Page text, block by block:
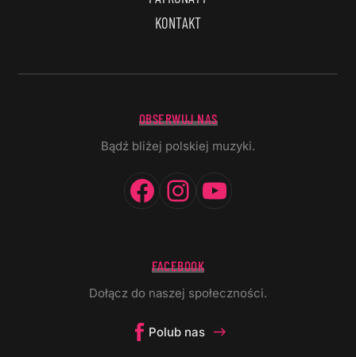
KONTAKT
OBSERWUJ NAS
Bądź bliżej polskiej muzyki.
Facebook
Instagram
FACEBOOK
Dołącz do naszej społeczności.
Polub nas